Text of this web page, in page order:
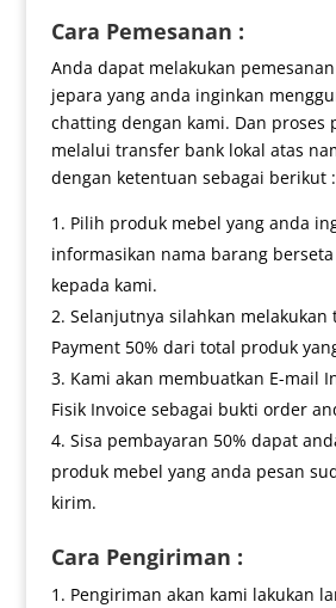
Cara Pemesanan :
Anda dapat melakukan
jepara yang anda inginkan
chatting dengan kami. Dan proses
melalui transfer bank lokal atas
dengan ketentuan sebagai berikut :
Pilih produk mebel yang anda
informasikan nama barang
kepada kami.
Selanjutnya silahkan melakukan
Payment 50% dari total produk
Kami akan membuatkan E-mail
Fisik Invoice sebagai bukti order
Sisa pembayaran 50% dapat
produk mebel yang anda pesan
kirim.
Cara Pengiriman :
Pengiriman akan kami lakukan